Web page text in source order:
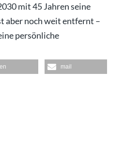
mit 45 Jahren seine
aber noch weit entfernt –
persönliche
mail